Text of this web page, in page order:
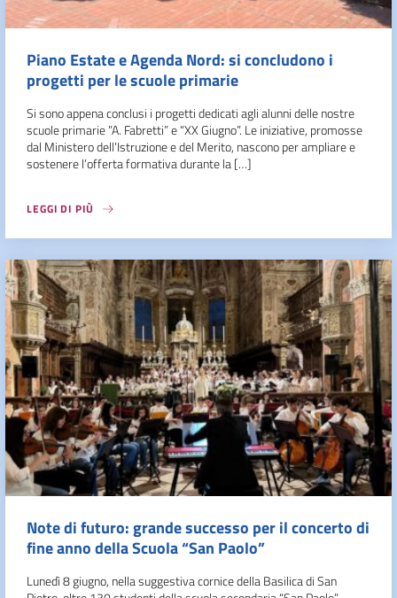
Piano Estate e Agenda Nord: si concludono i
progetti per le scuole primarie
Si sono appena conclusi i progetti dedicati agli alunni delle nostre
scuole primarie ”A. Fabretti” e “XX Giugno”. Le iniziative, promosse
dal Ministero dell’Istruzione e del Merito, nascono per ampliare e
sostenere l’offerta formativa durante la […]
LEGGI DI PIÙ
Note di futuro: grande successo per il concerto di
fine anno della Scuola “San Paolo”
Lunedì 8 giugno, nella suggestiva cornice della Basilica di San